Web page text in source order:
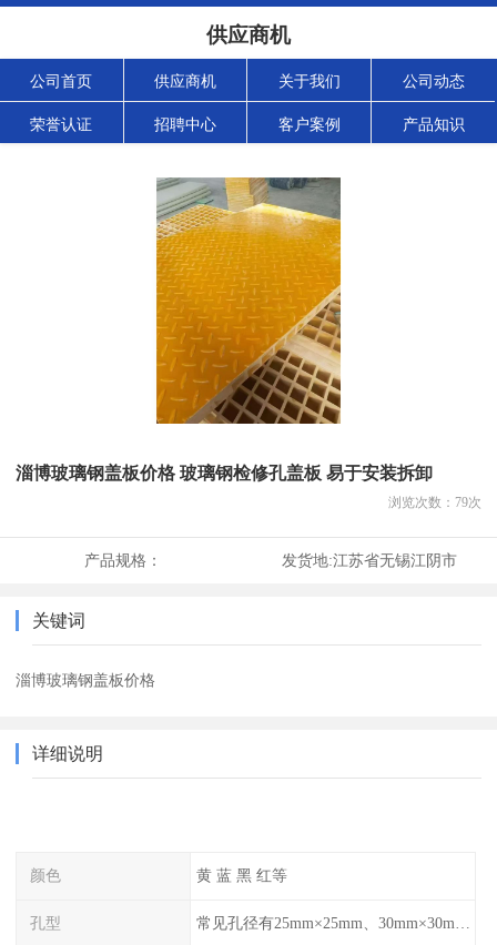
供应商机
公司首页 供应商机 关于我们 公司动态
荣誉认证 招聘中心 客户案例 产品知识
淄博玻璃钢盖板价格 玻璃钢检修孔盖板 易于安装拆卸
浏览次数： 79次
产品规格： 发货地:江苏省无锡江阴市
关键词
淄博玻璃钢盖板价格
详细说明
颜色 黄 蓝 黑 红等
孔型